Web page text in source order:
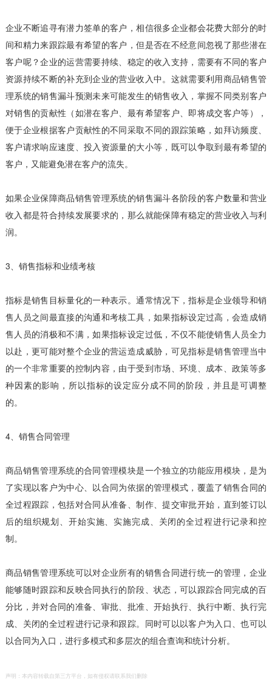
企业不断追寻有潜力签单的客户，相信很多企业都会花费大部分的时
间和精力来跟踪最有希望的客户，但是否在不经意间忽视了那些潜在
客户呢？企业的运营需要持续、稳定的收入支持，需要有不同的客户
资源持续不断的补充到企业的营业收入中。这就需要利用商品销售管
理系统的销售漏斗预测未来可能发生的销售收入，掌握不同类别客户
对销售的贡献性（如潜在客户、最有希望客户、即将成交客户等），
便于企业根据客户贡献性的不同采取不同的跟踪策略，如拜访频度、
客户请求响应速度、投入资源量的大小等，既可以争取到最有希望的
客户，又能避免潜在客户的流失。
如果企业保障商品销售管理系统的销售漏斗各阶段的客户数量和营业
收入都是符合持续发展要求的，那么就能保障有稳定的营业收入与利
润。
3、销售指标和业绩考核
指标是销售目标量化的一种表示。通常情况下，指标是企业领导和销
售人员之间最直接的沟通和考核工具，如果指标设定过高，会造成销
售人员的消极和不满，如果指标设定过低，不仅不能使销售人员全力
以赴，更可能对整个企业的营运造成威胁，可见指标是销售管理当中
的一个非常重要的控制内容，由于受到市场、环境、成本、政策等多
种因素的影响，所以指标的设定应分成不同的阶段，并且是可调整
的。
4、销售合同管理
商品销售管理系统的合同管理模块是一个独立的功能应用模块，是为
了实现以客户为中心、以合同为依据的管理模式，覆盖了销售合同的
全过程跟踪，包括对合同从准备、制作、提交审批开始，直到签订以
后的组织规划、开始实施、实施完成、关闭的全过程进行记录和控
制。
商品销售管理系统可以对企业所有的销售合同进行统一的管理，企业
能够随时跟踪和反映合同执行的阶段、状态，可以跟踪合同完成的百
分比，并对合同的准备、审批、批准、开始执行、执行中断、执行完
成、关闭的全过程进行记录和跟踪。同时可以以客户为入口、也可以
以合同为入口，进行多模式和多层次的组合查询和统计分析。
声明：本内容转载自第三方平台，如有侵权请联系我们删除